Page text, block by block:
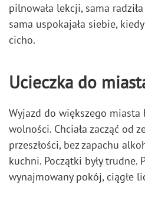
pilnowała lekcji, sama
sama uspokajała siebie,
cicho.
Ucieczka do
Wyjazd do większego miasta
wolności. Chciała zacząć od
przeszłości, bez zapachu
kuchni. Początki były trudne.
wynajmowany pokój, ciągłe